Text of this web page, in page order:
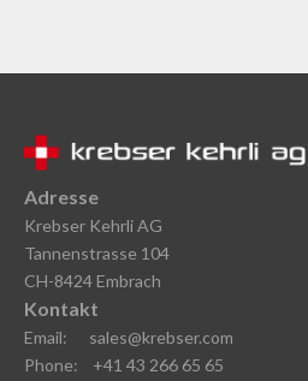
Adresse
Krebser Kehrli AG
Tannenstrasse 104
CH-8424 Embrach
Kontakt
Email: sales@krebser.com
Phone: +41 43 266 65 65